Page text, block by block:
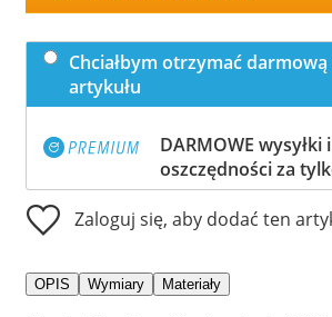
Chciałbym otrzymać darmową
artykułu
DARMOWE wysyłki
oszczędności za
Zaloguj się, aby dodać ten
OPIS Wymiary Materiały